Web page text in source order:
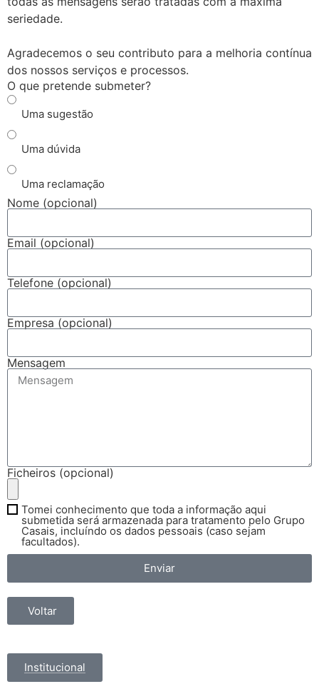
seriedade.
Agradecemos o seu contributo para a melhoria contínua
dos nossos serviços e processos.
O que pretende submeter?
Uma sugestão
Uma dúvida
Uma reclamação
Nome (opcional)
Email (opcional)
Telefone (opcional)
Empresa (opcional)
Mensagem
Ficheiros (opcional)
Tomei conhecimento que toda a informação aqui
submetida será armazenada para tratamento pelo Grupo
Casais, incluíndo os dados pessoais (caso sejam
facultados).
Enviar
Voltar
Institucional